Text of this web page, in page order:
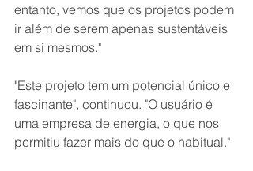
entanto, vemos que os projetos podem
ir além de serem apenas sustentáveis ​​
em si mesmos."
"Este projeto tem um potencial único e
fascinante", continuou. "O usuário é
uma empresa de energia, o que nos
permitiu fazer mais do que o habitual."